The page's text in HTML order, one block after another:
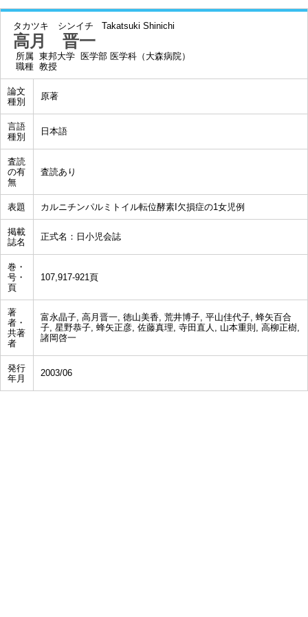
タカツキ シンイチ Takatsuki Shinichi
高月 晋一
所属 東邦大学 医学部 医学科（大森病院）
職種 教授
論文
種別
原著
言語
種別
日本語
査読
の有
無
査読あり
表題 カルニチンパルミトイル転位酵素I欠損症の1女児例
掲載
誌名
正式名：日小児会誌
巻・
号・
頁
107,917-921頁
著
者・
共著
者
富永晶子, 高月晋一, 徳山美香, 荒井博子, 平山佳代子, 蜂矢百合
子, 星野恭子, 蜂矢正彦, 佐藤真理, 寺田直人, 山本重則, 高柳正樹,
諸岡啓一
発行
年月
2003/06